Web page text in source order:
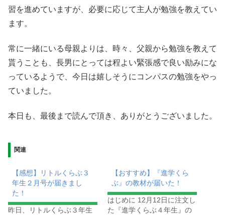
習を進めていますが、必要に応じて主人が勉強を教えてい
ます。
常に一緒にいる母親よりは、時々、父親から勉強を教えて
貰うことも、長男にとっては程よい緊張感で良い励みにな
っているようで、今日は嬉しそうにコンパスの勉強をやっ
ていました。
本日も、最後まで読んで頂き、ありがとうございました。
関連
【感想】リトルくらぶ３
年生２月号が届きまし
た！
昨日、リトルくらぶ３年生
【おすすめ】『進学くら
ぶ』の教材が届いた！
はじめに 12月12日に注文し
た『進学くらぶ４年生』の